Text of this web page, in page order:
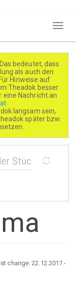
bedeutet, dass
als auch den
Hinweise auf
Theadok besser
Nachricht an
langsam sein,
später bzw.
change:22.12.2017 -